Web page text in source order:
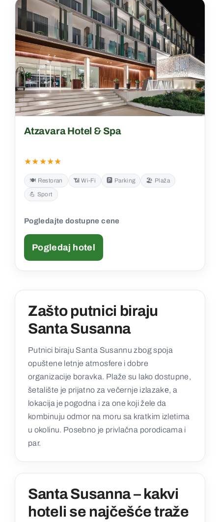
Atzavara Hotel & Spa
★★★★★
🍽️ Restoran 📶 Wi‑Fi 🅿️ Parking
🏖️ Plaža
💪 Sport
Pogledajte dostupne cene
Pogledaj hotel
Zašto putnici biraju
Santa Susanna
Putnici biraju Santa Susannu zbog spoja
opuštene letnje atmosfere i dobre
organizacije boravka. Plaže su lako dostupne,
šetalište je prijatno za večernje izlazakе, a
lokacija je pogodna i za one koji žele da
kombinuju odmor na moru sa kratkim izletima
u okolinu. Posebno je privlačna porodicama i
par.
Santa Susanna – kakvi
hoteli se najčešće traže